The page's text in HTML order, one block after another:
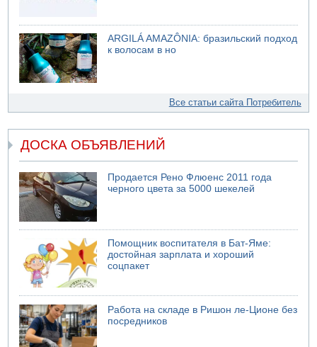
ARGILÁ AMAZÔNIA: бразильский подход
к волосам в но
Все статьи сайта Потребитель
ДОСКА ОБЪЯВЛЕНИЙ
Продается Рено Флюенс 2011 года
черного цвета за 5000 шекелей
Помощник воспитателя в Бат-Яме:
достойная зарплата и хороший
соцпакет
Работа на складе в Ришон ле-Ционе без
посредников